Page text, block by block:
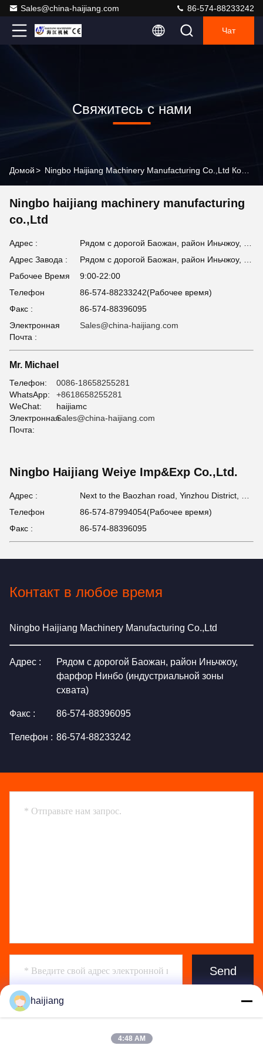
Sales@china-haijiang.com 86-574-88233242
Чат
Свяжитесь с нами
Домой>
Ningbo haijiang machinery manufacturing
co.,Ltd
Адрес :
Адрес Завода :
Рабочее Время
9:00-22:00
Телефон
86-574-88233242(Рабочее время)
Факс :
86-574-88396095
Электронная
Почта :
Sales@china-haijiang.com
Mr. Michael
Телефон:
0086-18658255281
WhatsApp:
+8618658255281
WeChat:
haijiamc
Электронная
Почта:
Sales@china-haijiang.com
Ningbo Haijiang Weiye Imp&Exp Co.,Ltd.
Адрес :
Телефон
86-574-87994054(Рабочее время)
Факс :
86-574-88396095
Контакт в любое время
Ningbo Haijiang Machinery Manufacturing Co.,Ltd
Адрес :
Рядом с дорогой Баожан, район Иньчжоу,
фарфор Нинбо (индустриальной зоны
схвата)
Факс : 86-574-88396095
Телефон : 86-574-88233242
Send
haijiang
4:48 AM